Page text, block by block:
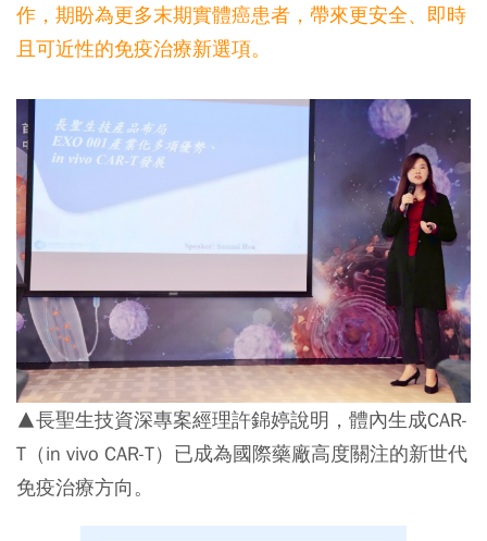
作，期盼為更多末期實體癌患者，帶來更安全、即時
且可近性的免疫治療新選項。
▲長聖生技資深專案經理許錦婷說明，體內生成CAR-
T（in vivo CAR-T）已成為國際藥廠高度關注的新世代
免疫治療方向。